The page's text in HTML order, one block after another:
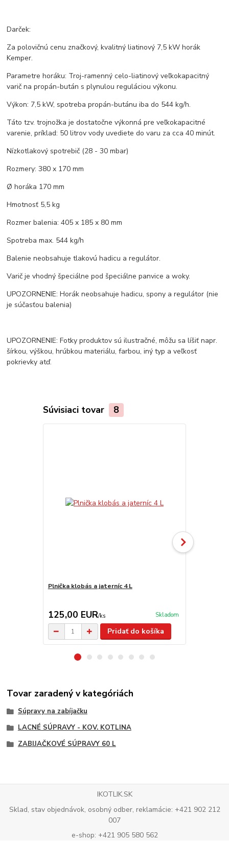
Darček:
Za polovičnú cenu značkový, kvalitný liatinový 7,5 kW horák
Kemper.
Parametre horáku: Troj-ramenný celo-liatinový veľkokapacitný
varič na propán-bután s plynulou reguláciou výkonu.
Výkon: 7,5 kW, spotreba propán-butánu iba do 544 kg/h.
Táto tzv. trojnožka je dostatočne výkonná pre veľkokapacitné
varenie, príklad: 50 litrov vody uvediete do varu za cca 40 minút.
Nízkotlakový spotrebič (28 - 30 mbar)
Rozmery: 380 x 170 mm
Ø horáka 170 mm
Hmotnosť 5,5 kg
Rozmer balenia: 405 x 185 x 80 mm
Spotreba max. 544 kg/h
Balenie neobsahuje tlakovú hadicu a regulátor.
Varič je vhodný špeciálne pod špeciálne panvice a woky.
UPOZORNENIE: Horák neobsahuje hadicu, spony a regulátor (nie
je súčasťou balenia)
UPOZORNENIE: Fotky produktov sú ilustračné, môžu sa líšiť napr.
šírkou, výškou, hrúbkou materiálu, farbou, iný typ a veľkosť
pokrievky atď.
Súvisiaci tovar 8
Plnička klobás a jaterníc 4 L
125,00 EUR/ks Skladom
Pridať do košíka
Tovar zaradený v kategóriách
Súpravy na zabíjačku
LACNÉ SÚPRAVY - KOV. KOTLINA
ZABIJAČKOVÉ SÚPRAVY 60 L
IKOTLIK.SK
Sklad, stav objednávok, osobný odber, reklamácie: +421 902 212
007
e-shop: +421 905 580 562